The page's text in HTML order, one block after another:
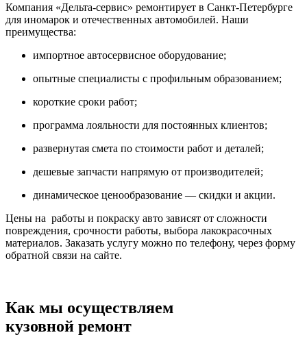
Компания «Дельта-сервис» ремонтирует в Санкт-Петербурге
для иномарок и отечественных автомобилей. Наши
преимущества:
импортное автосервисное оборудование;
опытные специалисты с профильным образованием;
короткие сроки работ;
программа лояльности для постоянных клиентов;
развернутая смета по стоимости работ и деталей;
дешевые запчасти напрямую от производителей;
динамическое ценообразование — скидки и акции.
Цены на работы и покраску авто зависят от сложности
повреждения, срочности работы, выбора лакокрасочных
материалов. Заказать услугу можно по телефону, через форму
обратной связи на сайте.
Как мы осуществляем
кузовной ремонт